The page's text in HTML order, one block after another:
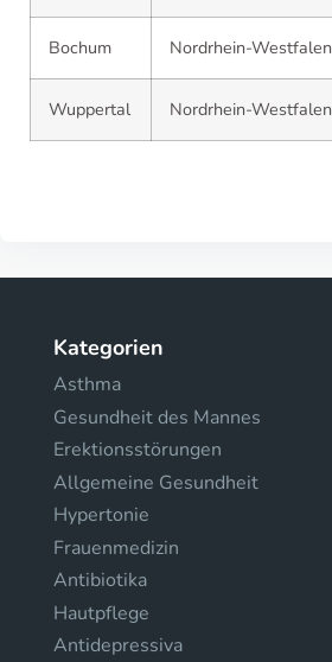
Bochum Nordrhein-Westfalen
Wuppertal Nordrhein-Westfalen
Kategorien
Asthma
Gesundheit des Mannes
Erektionsstörungen
Allgemeine Gesundheit
Hypertonie
Frauenmedizin
Antibiotika
Hautpflege
Antidepressiva